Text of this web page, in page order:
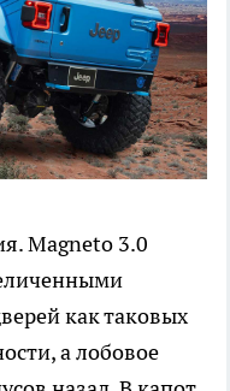
Magneto 3.0
как таковых
а лобовое